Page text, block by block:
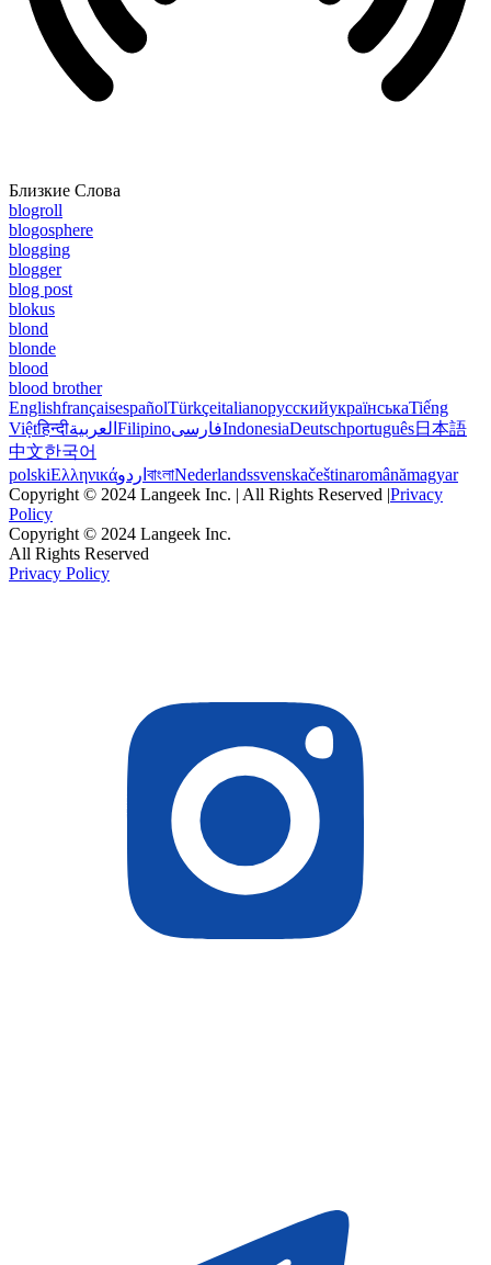
Близкие Слова
blogroll
blogosphere
blogging
blogger
blog post
blokus
blond
blonde
blood
blood brother
EnglishfrançaisespañolTürkçeitalianoрусскийукраїнськаTiếng
Việtहिन्दीالعربية FilipinoفارسیIndonesiaDeutschportuguês日本語
中文한국어
polskiΕλληνικάاردو বাংলাNederlandssvenskačeštinaromânămagyar
Copyright © 2024 Langeek Inc. | All Rights Reserved |Privacy
Policy
Copyright © 2024 Langeek Inc.
All Rights Reserved
Privacy Policy